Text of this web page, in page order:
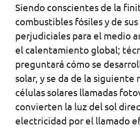
Siendo conscientes de la
combustibles fósiles y de
perjudiciales para el medio
el calentamiento global;
preguntará cómo se
solar, y se da de la siguiente
células solares llamadas
convierten la luz del sol
electricidad por el llamado